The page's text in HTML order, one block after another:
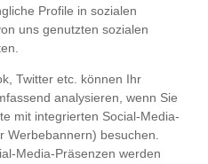
Profile in sozialen
uns genutzten sozialen
Twitter etc. können Ihr
analysieren, wenn Sie
mit integrierten Social-Media-
Werbebannern) besuchen.
Media-Präsenzen werden